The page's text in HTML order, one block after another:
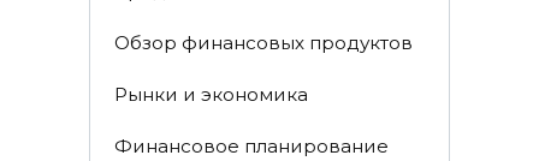
Обзор финансовых продуктов
Рынки и экономика
Финансовое планирование